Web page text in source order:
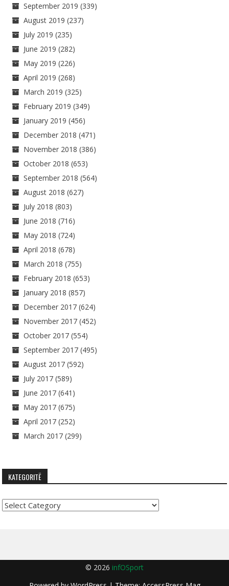
September 2019 (339)
August 2019 (237)
July 2019 (235)
June 2019 (282)
May 2019 (226)
April 2019 (268)
March 2019 (325)
February 2019 (349)
January 2019 (456)
December 2018 (471)
November 2018 (386)
October 2018 (653)
September 2018 (564)
August 2018 (627)
July 2018 (803)
June 2018 (716)
May 2018 (724)
April 2018 (678)
March 2018 (755)
February 2018 (653)
January 2018 (857)
December 2017 (624)
November 2017 (452)
October 2017 (554)
September 2017 (495)
August 2017 (592)
July 2017 (589)
June 2017 (641)
May 2017 (675)
April 2017 (252)
March 2017 (299)
KATEGORITË
Kategoritë
© 2026 infOSport